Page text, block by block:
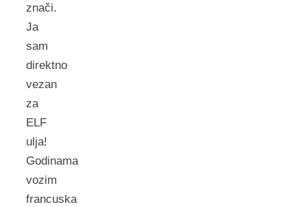
znači.
Ja
sam
direktno
vezan
za
ELF
ulja!
Godinama
vozim
francuska